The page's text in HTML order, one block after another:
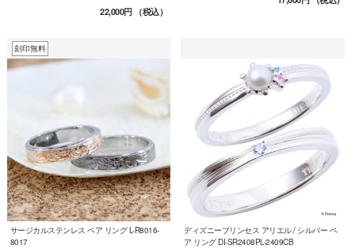
22,000円（税込）
刻印無料
サージカルステンレス ペア リング L-R8016-
8017
ディズニープリンセス アリエル / シルバー ペ
ア リング DI-SR2408PL-2409CB